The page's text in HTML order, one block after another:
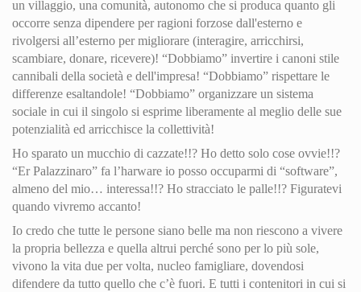
un villaggio, una comunità, autonomo che si produca quanto gli
occorre senza dipendere per ragioni forzose dall'esterno e
rivolgersi all’esterno per migliorare (interagire, arricchirsi,
scambiare, donare, ricevere)! “Dobbiamo” invertire i canoni stile
cannibali della società e dell'impresa! “Dobbiamo” rispettare le
differenze esaltandole! “Dobbiamo” organizzare un sistema
sociale in cui il singolo si esprime liberamente al meglio delle sue
potenzialità ed arricchisce la collettività!
Ho sparato un mucchio di cazzate!!? Ho detto solo cose ovvie!!?
“Er Palazzinaro” fa l’harware io posso occuparmi di “software”,
almeno del mio… interessa!!? Ho stracciato le palle!!? Figuratevi
quando vivremo accanto!
Io credo che tutte le persone siano belle ma non riescono a vivere
la propria bellezza e quella altrui perché sono per lo più sole,
vivono la vita due per volta, nucleo famigliare, dovendosi
difendere da tutto quello che c’è fuori. E tutti i contenitori in cui si